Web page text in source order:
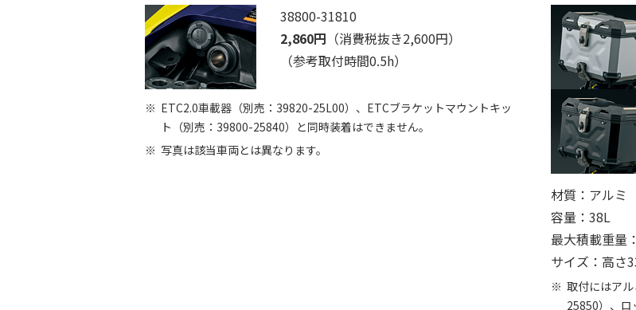
38800-31810
2,860円 （消費税抜き2,600円）
（参考取付時間0.5h）
ETC2.0車載器（別売：39820-25L00）、ETCブラケットマウントキッ
ト（別売：39800-25840）と同時装着はできません。
写真は該当車両とは異なります。
材質：アルミ
容量：38L
最大積載重量
サイズ：高
取付にはア
25850）、